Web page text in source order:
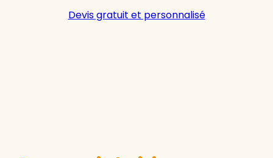
Devis gratuit et personnalisé